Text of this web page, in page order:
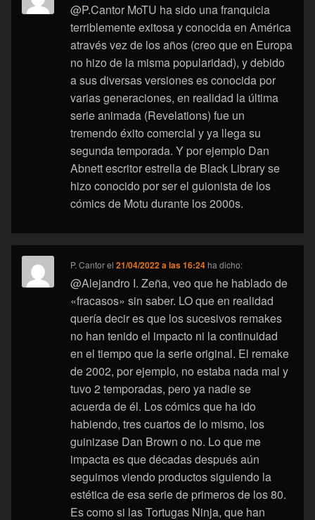
@P.Cantor MoTU ha sido una franquicia
terriblemente exitosa y conocida en América
através vez de los años (creo que en Europa
no hizo de la misma popularidad), y debido
a sus diversas versiones es conocida por
varias generaciones, en realidad la última
serie animada (Revelations) fue un
tremendo éxito comercial y ya llega su
segunda temporada. Y por ejemplo Dan
Abnett escritor estrella de Black Library se
hizo conocido por ser el guionista de los
cómics de Motu durante los 2000s.
P. Cantorel21/04/2022 a las 16:24 ha dicho:
@Alejandro I. Zeña, veo que he hablado de
«fracasos» sin saber. LO que en realidad
quería decir es que los sucesivos remakes
no han tenido el impacto ni la continuidad
en el tiempo que la serie original. El remake
de 2002, por ejemplo, no estaba nada mal y
tuvo 2 temporadas, pero ya nadie se
acuerda de él. Los cómics que ha ido
habiendo, tres cuartos de lo mismo, los
guinizase Dan Brown o no. Lo que me
impacta es que décadas después aún
seguimos viendo productos siguiendo la
estética de esa serie de primeros de los 80.
Es como si las Tortugas Ninja, que han